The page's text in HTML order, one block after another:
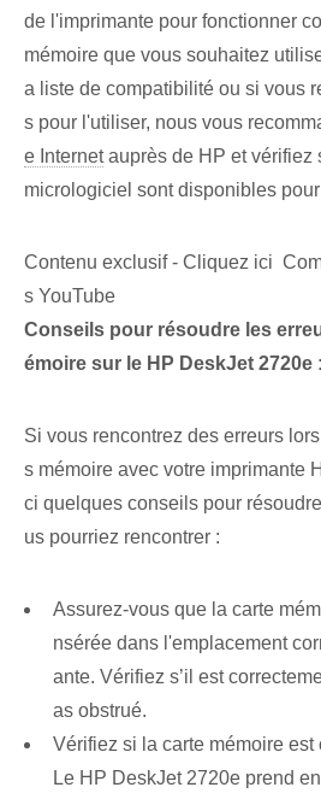
de l'imprimante pour fonctionner
mémoire que vous souhaitez
a liste de compatibilité ou si vous
s pour l'utiliser, nous vous
e Internetauprès de HP et vérifiez
micrologiciel sont disponibles
Contenu exclusif - Cliquez ici
s YouTube
Conseils pour résoudre les
émoire ⁢sur le HP DeskJet⁢ 2720e :
Si vous rencontrez des erreurs
s mémoire avec votre imprimante
ci quelques conseils pour
us pourriez rencontrer :
Assurez-vous que la carte
nsérée dans l'emplacement
ante. Vérifiez s’il est
as obstrué.
Vérifiez si la carte mémoire est
Le HP DeskJet 2720e prend